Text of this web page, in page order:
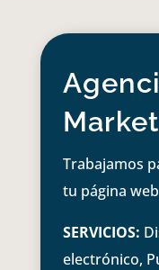
Trabajamos
tu página
SERVICIOS:
electrónico,